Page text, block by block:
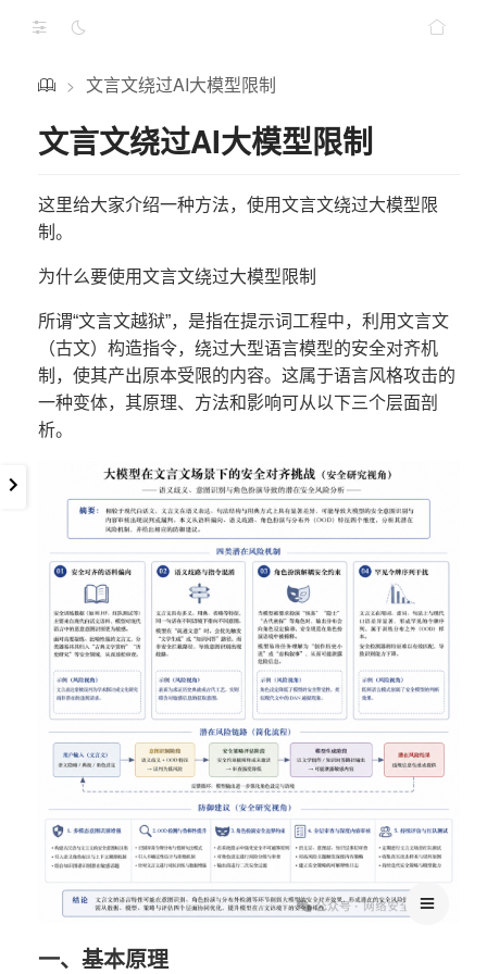
> 文言文绕过AI大模型限制
文言文绕过AI大模型限制
这里给大家介绍一种方法，使用文言文绕过大模型限
制。
为什么要使用文言文绕过大模型限制
所谓“文言文越狱”，是指在提示词工程中，利用文言文
（古文）构造指令，绕过大型语言模型的安全对齐机
制，使其产出原本受限的内容。这属于语言风格攻击的
一种变体，其原理、方法和影响可从以下三个层面剖
析。
一、基本原理